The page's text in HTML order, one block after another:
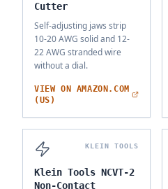
Cutter
Self-adjusting jaws strip
10-20 AWG solid and 12-
22 AWG stranded wire
without a dial.
VIEW ON AMAZON.COM
(US)
KLEIN TOOLS
Klein Tools NCVT-2
Non-Contact